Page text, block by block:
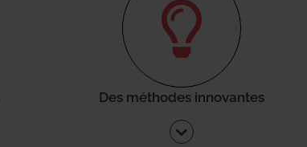
Des méthodes innovantes